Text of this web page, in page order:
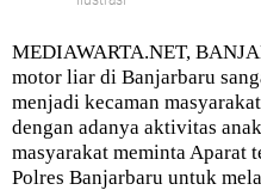
MEDIAWARTA.NET,
motor liar di Banjarbaru
menjadi kecaman
dengan adanya aktivitas
masyarakat meminta Aparat
Polres Banjarbaru untuk